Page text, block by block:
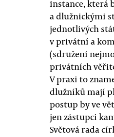
instance, která
a dlužnickými
jednotlivých
v privátní a
(sdružení
privátních
V praxi to
dlužníků mají
postup by ve
jen zástupci
Světová rada